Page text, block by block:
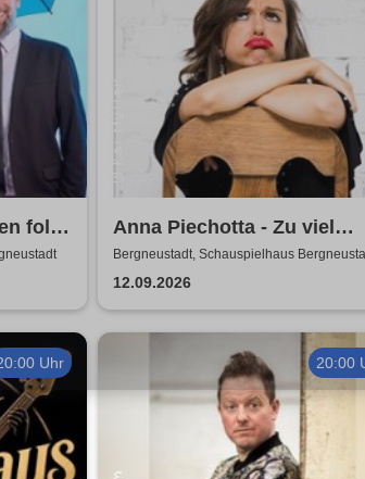
folgt
Anna Piechotta - Zu viel
Emotionen
Bergneustadt, Schauspielhaus
12.09.2026
Uhr 20:00